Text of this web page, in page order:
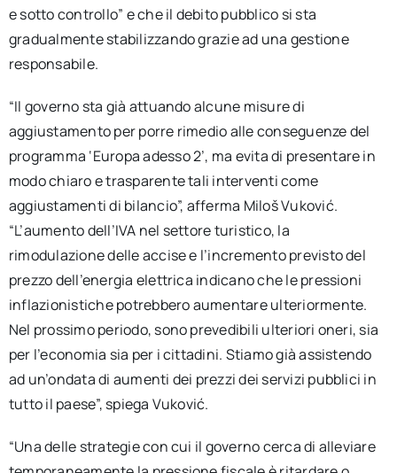
e sotto controllo” e che il debito pubblico si sta
gradualmente stabilizzando grazie ad una gestione
responsabile.
“Il governo sta già attuando alcune misure di
aggiustamento per porre rimedio alle conseguenze del
programma ‘Europa adesso 2’, ma evita di presentare in
modo chiaro e trasparente tali interventi come
aggiustamenti di bilancio”, afferma Miloš Vuković.
“L’aumento dell’IVA nel settore turistico, la
rimodulazione delle accise e l’incremento previsto del
prezzo dell’energia elettrica indicano che le pressioni
inflazionistiche potrebbero aumentare ulteriormente.
Nel prossimo periodo, sono prevedibili ulteriori oneri, sia
per l’economia sia per i cittadini. Stiamo già assistendo
ad un’ondata di aumenti dei prezzi dei servizi pubblici in
tutto il paese”, spiega Vuković.
“Una delle strategie con cui il governo cerca di alleviare